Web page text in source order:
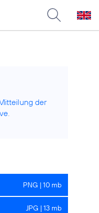
der
.
PNG | 10 mb
JPG | 13 mb